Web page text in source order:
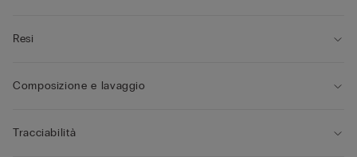
Resi
Composizione e lavaggio
Tracciabilità